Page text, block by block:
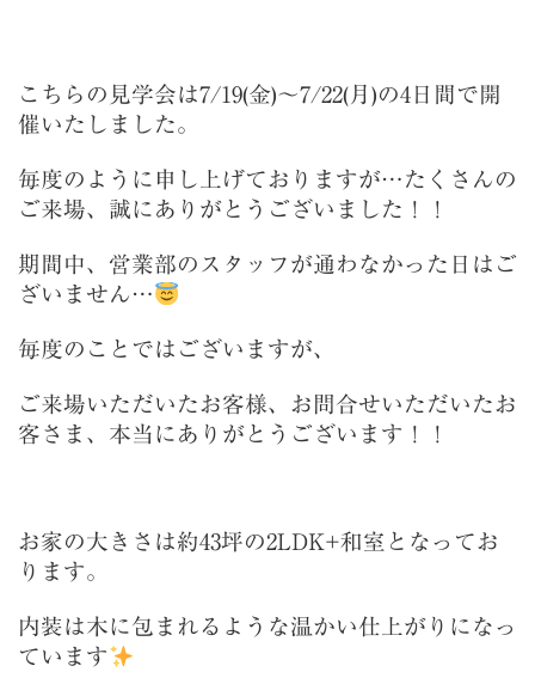
こちらの見学会は7/19(金)～7/22(月)の4日間で開
催いたしました。
毎度のように申し上げておりますが…たくさんの
ご来場、誠にありがとうございました！！
期間中、営業部のスタッフが通わなかった日はご
ざいません…
毎度のことではございますが、
ご来場いただいたお客様、お問合せいただいたお
客さま、本当にありがとうございます！！
お家の大きさは約43坪の2LDK+和室となってお
ります。
内装は木に包まれるような温かい仕上がりになっ
ています